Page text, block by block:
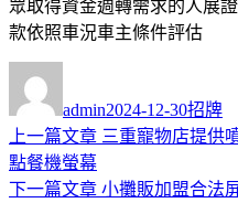
眾取得資金週轉需求的人展
款依照車況車主條件評估
者
admin佈
日
2024-12-30類
招牌
文
章
上一篇文章 上
篇
三重寵物店提供
點餐機螢幕
下一篇文章 下
小攤販加盟合法